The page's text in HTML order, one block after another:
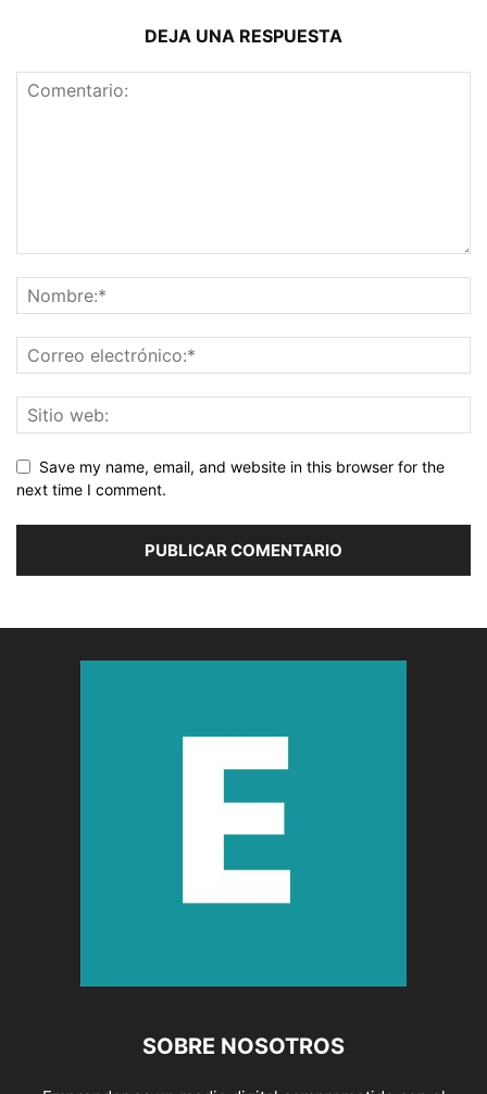
DEJA UNA RESPUESTA
Save my name, email, and website in this browser for the
next time I comment.
SOBRE NOSOTROS